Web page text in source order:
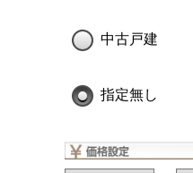
中古戸建
指定無し